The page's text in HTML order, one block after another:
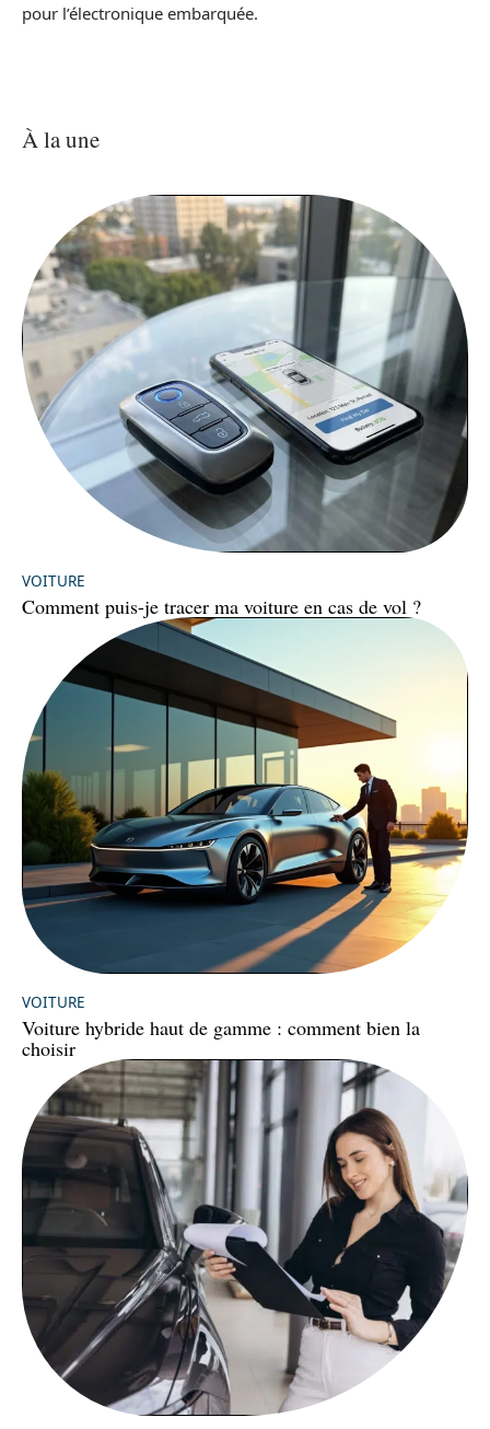
pour l’électronique embarquée.
À la une
VOITURE
Comment puis-je tracer ma voiture en cas de vol ?
VOITURE
Voiture hybride haut de gamme : comment bien la
choisir